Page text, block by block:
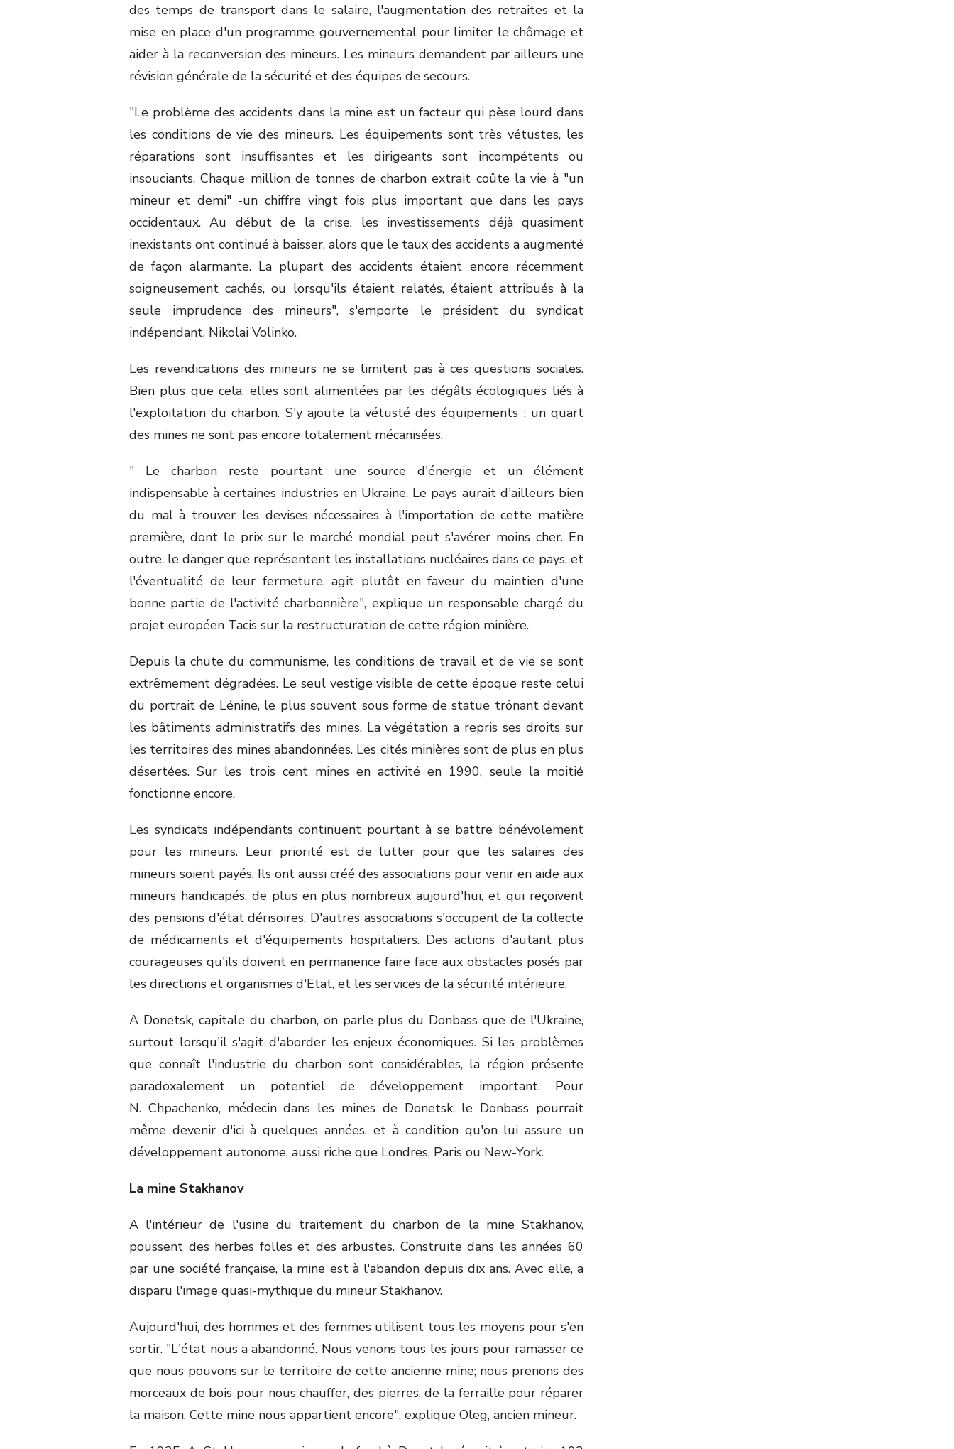
des temps de transport dans le salaire, l'augmentation des retraites et la
mise en place d'un programme gouvernemental pour limiter le chômage et
aider à la reconversion des mineurs. Les mineurs demandent par ailleurs une
révision générale de la sécurité et des équipes de secours.
"Le problème des accidents dans la mine est un facteur qui pèse lourd dans
les conditions de vie des mineurs. Les équipements sont très vétustes, les
réparations sont insuffisantes et les dirigeants sont incompétents ou
insouciants. Chaque million de tonnes de charbon extrait coûte la vie à "un
mineur et demi" -un chiffre vingt fois plus important que dans les pays
occidentaux. Au début de la crise, les investissements déjà quasiment
inexistants ont continué à baisser, alors que le taux des accidents a augmenté
de façon alarmante. La plupart des accidents étaient encore récemment
soigneusement cachés, ou lorsqu'ils étaient relatés, étaient attribués à la
seule imprudence des mineurs", s'emporte le président du syndicat
indépendant, Nikolai Volinko.
Les revendications des mineurs ne se limitent pas à ces questions sociales.
Bien plus que cela, elles sont alimentées par les dégâts écologiques liés à
l'exploitation du charbon. S'y ajoute la vétusté des équipements : un quart
des mines ne sont pas encore totalement mécanisées.
" Le charbon reste pourtant une source d'énergie et un élément
indispensable à certaines industries en Ukraine. Le pays aurait d'ailleurs bien
du mal à trouver les devises nécessaires à l'importation de cette matière
première, dont le prix sur le marché mondial peut s'avérer moins cher. En
outre, le danger que représentent les installations nucléaires dans ce pays, et
l'éventualité de leur fermeture, agit plutôt en faveur du maintien d'une
bonne partie de l'activité charbonnière", explique un responsable chargé du
projet européen Tacis sur la restructuration de cette région minière.
Depuis la chute du communisme, les conditions de travail et de vie se sont
extrêmement dégradées. Le seul vestige visible de cette époque reste celui
du portrait de Lénine, le plus souvent sous forme de statue trônant devant
les bâtiments administratifs des mines. La végétation a repris ses droits sur
les territoires des mines abandonnées. Les cités minières sont de plus en plus
désertées. Sur les trois cent mines en activité en 1990, seule la moitié
fonctionne encore.
Les syndicats indépendants continuent pourtant à se battre bénévolement
pour les mineurs. Leur priorité est de lutter pour que les salaires des
mineurs soient payés. Ils ont aussi créé des associations pour venir en aide aux
mineurs handicapés, de plus en plus nombreux aujourd'hui, et qui reçoivent
des pensions d'état dérisoires. D'autres associations s'occupent de la collecte
de médicaments et d'équipements hospitaliers. Des actions d'autant plus
courageuses qu'ils doivent en permanence faire face aux obstacles posés par
les directions et organismes d'Etat, et les services de la sécurité intérieure.
A Donetsk, capitale du charbon, on parle plus du Donbass que de l'Ukraine,
surtout lorsqu'il s'agit d'aborder les enjeux économiques. Si les problèmes
que connaît l'industrie du charbon sont considérables, la région présente
paradoxalement un potentiel de développement important. Pour
N. Chpachenko, médecin dans les mines de Donetsk, le Donbass pourrait
même devenir d'ici à quelques années, et à condition qu'on lui assure un
développement autonome, aussi riche que Londres, Paris ou New-York.
La mine Stakhanov
A l'intérieur de l'usine du traitement du charbon de la mine Stakhanov,
poussent des herbes folles et des arbustes. Construite dans les années 60
par une société française, la mine est à l'abandon depuis dix ans. Avec elle, a
disparu l'image quasi-mythique du mineur Stakhanov.
Aujourd'hui, des hommes et des femmes utilisent tous les moyens pour s'en
sortir. "L'état nous a abandonné. Nous venons tous les jours pour ramasser ce
que nous pouvons sur le territoire de cette ancienne mine; nous prenons des
morceaux de bois pour nous chauffer, des pierres, de la ferraille pour réparer
la maison. Cette mine nous appartient encore", explique Oleg, ancien mineur.